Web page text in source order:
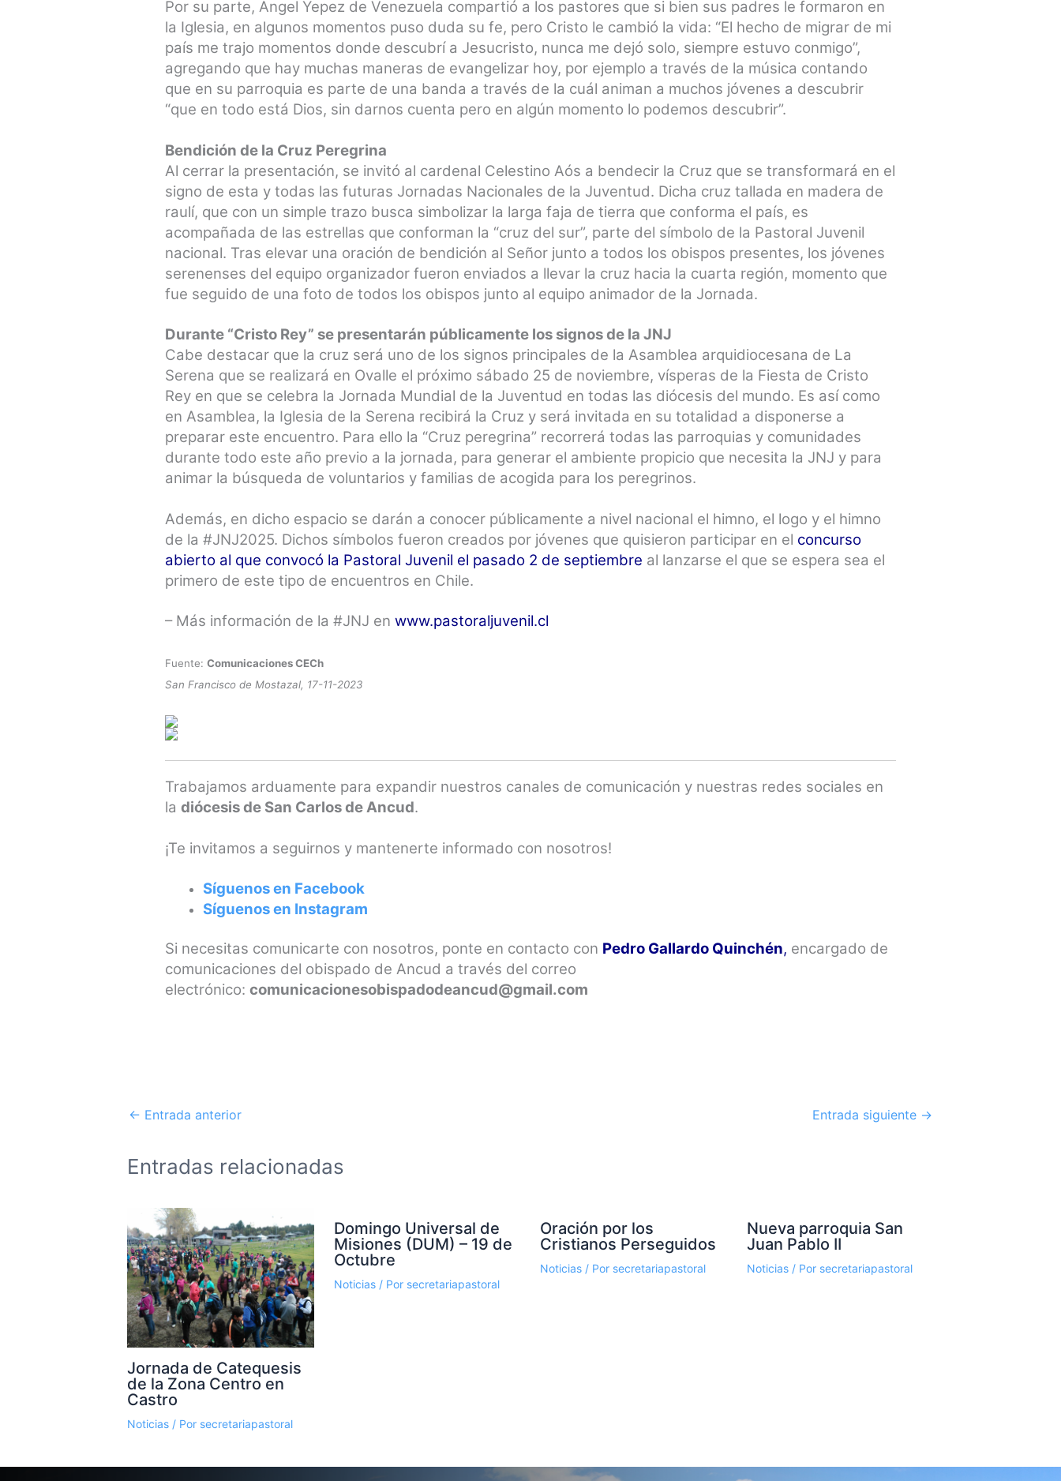
Por su parte, Ángel Yepez de Venezuela compartió a los pastores que si bien sus padres le formaron en
la Iglesia, en algunos momentos puso duda su fe, pero Cristo le cambió la vida: “El hecho de migrar de mi
país me trajo momentos donde descubrí a Jesucristo, nunca me dejó solo, siempre estuvo conmigo”,
agregando que hay muchas maneras de evangelizar hoy, por ejemplo a través de la música contando
que en su parroquia es parte de una banda a través de la cuál animan a muchos jóvenes a descubrir
“que en todo está Dios, sin darnos cuenta pero en algún momento lo podemos descubrir”.
Bendición de la Cruz Peregrina
Al cerrar la presentación, se invitó al cardenal Celestino Aós a bendecir la Cruz que se transformará en el
signo de esta y todas las futuras Jornadas Nacionales de la Juventud. Dicha cruz tallada en madera de
raulí, que con un simple trazo busca simbolizar la larga faja de tierra que conforma el país, es
acompañada de las estrellas que conforman la “cruz del sur”, parte del símbolo de la Pastoral Juvenil
nacional. Tras elevar una oración de bendición al Señor junto a todos los obispos presentes, los jóvenes
serenenses del equipo organizador fueron enviados a llevar la cruz hacia la cuarta región, momento que
fue seguido de una foto de todos los obispos junto al equipo animador de la Jornada.
Durante “Cristo Rey” se presentarán públicamente los signos de la JNJ
Cabe destacar que la cruz será uno de los signos principales de la Asamblea arquidiocesana de La
Serena que se realizará en Ovalle el próximo sábado 25 de noviembre, vísperas de la Fiesta de Cristo
Rey en que se celebra la Jornada Mundial de la Juventud en todas las diócesis del mundo. Es así como
en Asamblea, la Iglesia de la Serena recibirá la Cruz y será invitada en su totalidad a disponerse a
preparar este encuentro. Para ello la “Cruz peregrina” recorrerá todas las parroquias y comunidades
durante todo este año previo a la jornada, para generar el ambiente propicio que necesita la JNJ y para
animar la búsqueda de voluntarios y familias de acogida para los peregrinos.
Además, en dicho espacio se darán a conocer públicamente a nivel nacional el himno, el logo y el himno
de la #JNJ2025. Dichos símbolos fueron creados por jóvenes que quisieron participar en el concurso
abierto al que convocó la Pastoral Juvenil el pasado 2 de septiembre al lanzarse el que se espera sea el
primero de este tipo de encuentros en Chile.
– Más información de la #JNJ enwww.pastoraljuvenil.cl
Fuente:Comunicaciones CECh
San Francisco de Mostazal, 17-11-2023
Trabajamos arduamente para expandir nuestros canales de comunicación y nuestras redes sociales en
ladiócesis de San Carlos de Ancud.
¡Te invitamos a seguirnos y mantenerte informado con nosotros!
Síguenos en Facebook
Síguenos en Instagram
Si necesitas comunicarte con nosotros, ponte en contacto con Pedro Gallardo Quinchén, encargado de
comunicaciones del obispado de Ancud a través del correo
electrónico:comunicacionesobispadodeancud@gmail.com
← Entrada anterior Entrada siguiente →
Entradas relacionadas
Jornada de Catequesis
de la Zona Centro en
Castro
Noticias / Por secretariapastoral
Domingo Universal de
Misiones (DUM) – 19 de
Octubre
Noticias/ Por secretariapastoral
Oración por los
Cristianos Perseguidos
Noticias / Por secretariapastoral
Nueva parroquia San
Juan Pablo II
Noticias / Por secretariapastoral